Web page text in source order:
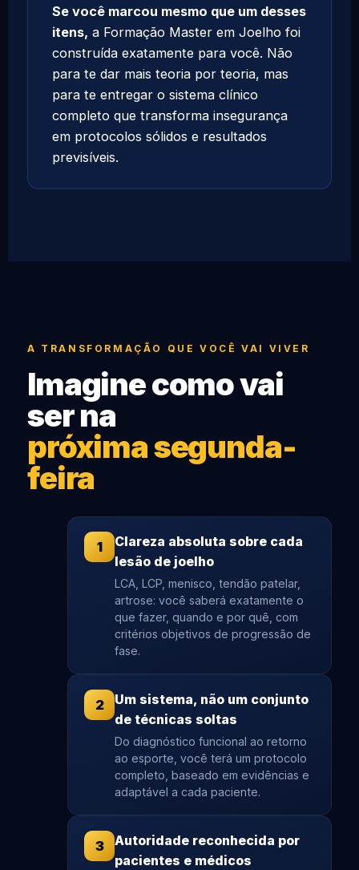
Se você marcou mesmo que um desses
itens, a Formação Master em Joelho foi
construída exatamente para você. Não
para te dar mais teoria por teoria, mas
para te entregar o sistema clínico
completo que transforma insegurança
em protocolos sólidos e resultados
previsíveis.
A TRANSFORMAÇÃO QUE VOCÊ VAI VIVER
Imagine como vai
ser na
próxima segunda-
feira
1
Clareza absoluta sobre cada
lesão de joelho
LCA, LCP, menisco, tendão patelar,
artrose: você saberá exatamente o
que fazer, quando e por quê, com
critérios objetivos de progressão de
fase.
2
Um sistema, não um conjunto
de técnicas soltas
Do diagnóstico funcional ao retorno
ao esporte, você terá um protocolo
completo, baseado em evidências e
adaptável a cada paciente.
3
Autoridade reconhecida por
pacientes e médicos